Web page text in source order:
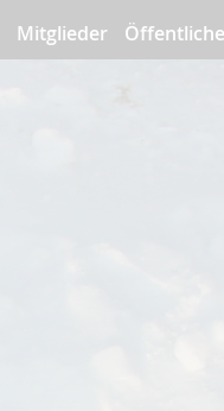
Mitglieder